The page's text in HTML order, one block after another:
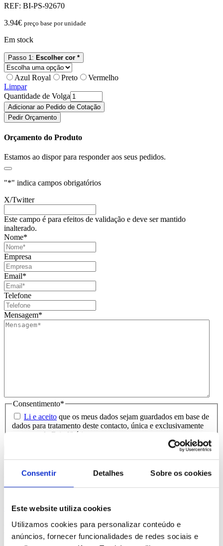
Consentir Detalhes Sobre os cookies
Este website utiliza cookies
Utilizamos cookies para personalizar conteúdo e
anúncios, fornecer funcionalidades de redes sociais e
REF: BI-PS-92670
3.94€ preço base por unidade
Em stock
Passo 1: Escolher cor *
Azul Royal Preto
Vermelho
Limpar
Quantidade de Volga
Adicionar ao Pedido de Cotação
Pedir Orçamento
Orçamento do Produto
Estamos ao dispor para responder aos seus pedidos.
"*" indica campos obrigatórios
X/Twitter
Este campo é para efeitos de validação e deve ser mantido
inalterado.
Nome*
Empresa
Email*
Telefone
Mensagem*
Consentimento*
Li e aceito que os meus dados sejam guardados em base de
dados para tratamento deste contacto, única e exclusivamente
por parte da Brindibérica.
Entrega prevista entre 5-6 dias úteis
Comprar
Mika